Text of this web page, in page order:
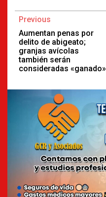
Continue
Reading
Previous
Aumentan penas por
delito de abigeato;
granjas avícolas
también serán
consideradas «ganado»